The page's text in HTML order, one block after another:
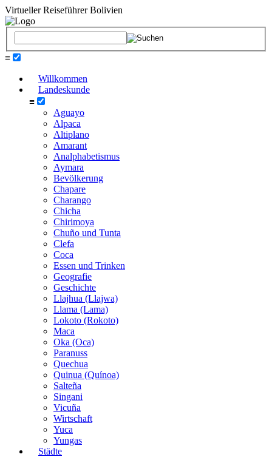
Virtueller Reiseführer Bolivien
≡
Willkommen
Landeskunde
≡
Aguayo
Alpaca
Altiplano
Amarant
Analphabetismus
Aymara
Bevölkerung
Chapare
Charango
Chicha
Chirimoya
Chuño und Tunta
Clefa
Coca
Essen und Trinken
Geografie
Geschichte
Llajhua (Llajwa)
Llama (Lama)
Lokoto (Rokoto)
Maca
Oka (Oca)
Paranuss
Quechua
Quinua (Quínoa)
Salteña
Singani
Vicuña
Wirtschaft
Yuca
Yungas
Städte